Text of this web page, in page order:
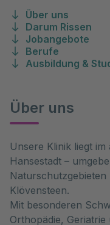
Über uns
Darum Rissen
Jobangebote
Berufe
Ausbildung &
Über uns
Unsere Klinik liegt
Hansestadt –
Naturschutzgebieten
Klövensteen.
Mit besonderen
Orthopädie,